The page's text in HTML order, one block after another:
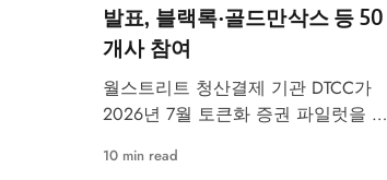
발표, 블랙록·골드만삭스 등 50
개사 참여
월스트리트 청산결제 기관 DTCC가
2026년 7월 토큰화 증권 파일럿을 공
등 50개사 참여, RWA 시장 구조 변화
10 min read